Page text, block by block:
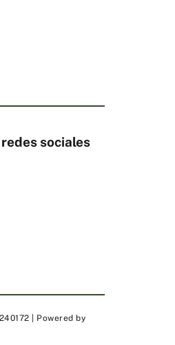
sociales
| Powered by